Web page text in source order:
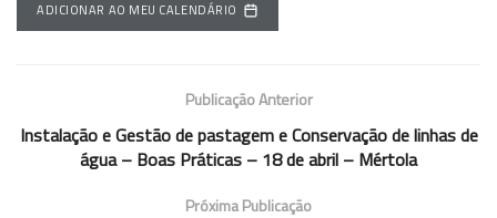
ADICIONAR AO MEU CALENDÁRIO
Publicação Anterior
Instalação e Gestão de pastagem e Conservação de linhas de
água – Boas Práticas – 18 de abril – Mértola
Próxima Publicação